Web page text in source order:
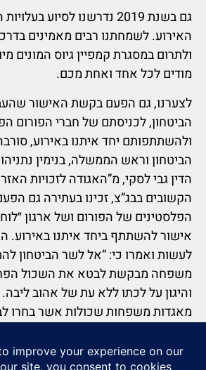
גם בשנת 2019 נדרשנו לסיוע
האירוע. לשמחתנו רבים מאמינים
ולתרום במסגרת קמפיין גיוס המונים
מודים לכל אחד ואחת מכם.
לצערנו, גם הפעם בקשת האישור
הביטחון, לכניסתם של חברי הפורום
ולהשתתפותם יחד איתנו באירוע,
הביטחון וראש הממשלה, בנימין
הדין גבי לסקי, מ”האגודה לזכויות
הקשובים בבג”צ, זכינו בעתירה גם
הפלסטינים של הפורום ושל ארגון
אישור להשתתף ביחד איתנו באירוע.
לעשות ואמרו כי: “אל לשר הביטחון
משפחה מבקשת לבטא את השכול
והיגון על לכתו ללא עת של אהוב
מאגדות משפחות שכולות אשר בחרו
להתערב בבחירתם זו.” כולנו תקווה כי